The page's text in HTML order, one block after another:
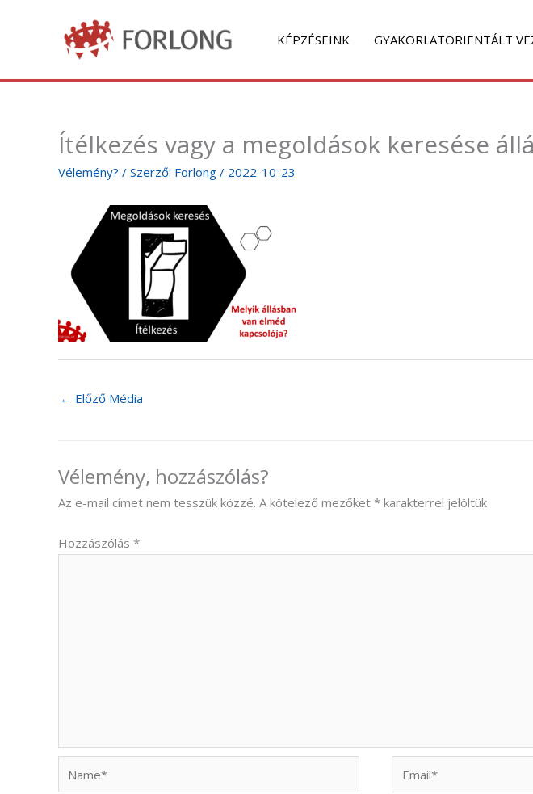
KÉPZÉSEINK GYAKORLATORIENTÁLT
Ítélkezés vagy a megoldások keresése
Vélemény? / Szerző: Forlong / 2022-10-23
← Előző Média
Vélemény, hozzászólás?
Az e-mail címet nem tesszük közzé. A kötelező mezőket * karakterrel jelöltük
Hozzászólás *